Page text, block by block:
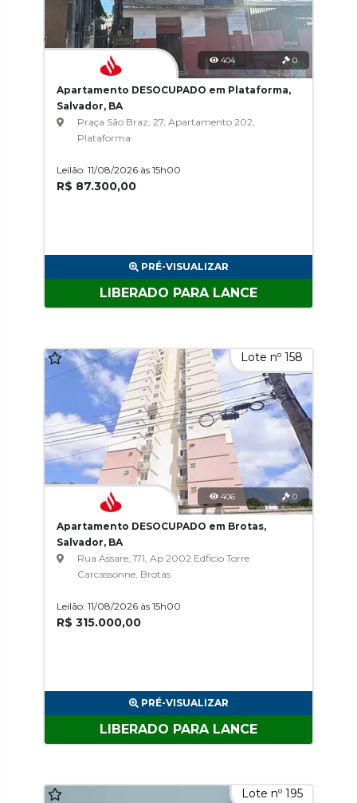
404 0
Apartamento DESOCUPADO em Plataforma,
Salvador, BA
Praça São Braz, 27, Apartamento 202,
Plataforma
Leilão: 11/08/2026 às 15h00
R$ 87.300,00
PRÉ-VISUALIZAR
LIBERADO PARA LANCE
Lote nº 158
406 0
Apartamento DESOCUPADO em Brotas,
Salvador, BA
Rua Assare, 171, Ap 2002 Edficio Torre
Carcassonne, Brotas
Leilão: 11/08/2026 às 15h00
R$ 315.000,00
PRÉ-VISUALIZAR
LIBERADO PARA LANCE
Lote nº 195